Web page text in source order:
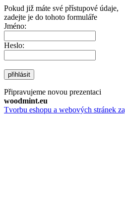
Pokud již máte své přístupové údaje,
zadejte je do tohoto formuláře
Jméno:
Heslo:
přihlásit
Připravujeme novou prezentaci
woodmint.eu
Tvorbu eshopu a webových stránek